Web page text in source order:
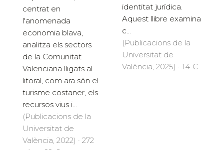
centrat en
l'anomenada
economia blava,
analitza els sectors
de la Comunitat
Valenciana lligats al
litoral, com ara són el
turisme costaner, els
recursos vius i...
(Publicacions de la
Universitat de
València, 2022) · 272
identitat jurídica.
Aquest llibre examina
c...
(Publicacions de la
Universitat de
València, 2025) · 14 €